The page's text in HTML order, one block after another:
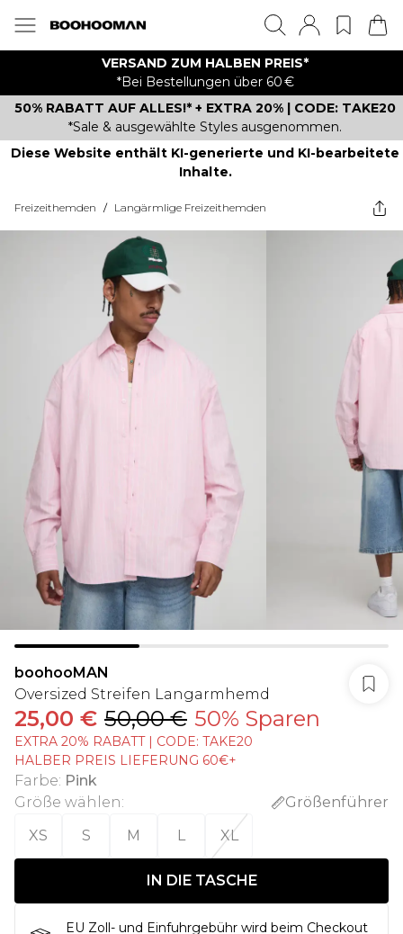
VERSAND ZUM HALBEN PREIS*
*Bei Bestellungen über 60 €
50% RABATT AUF ALLES!* + EXTRA 20% | CODE: TAKE20
*Sale & ausgewählte Styles ausgenommen.
Diese Website enthält KI-generierte und KI-bearbeitete
Inhalte.
Freizeithemden / Langärmlige Freizeithemden
boohooMAN
Oversized Streifen Langarmhemd
25,00 € 50,00 € 50% Sparen
EXTRA 20% RABATT | CODE: TAKE20
HALBER PREIS LIEFERUNG 60€+
Farbe: Pink
Größe wählen:
Größenführer
XS
S M L XL
IN DIE TASCHE
EU Zoll- und Einfuhrgebühr wird beim Checkout